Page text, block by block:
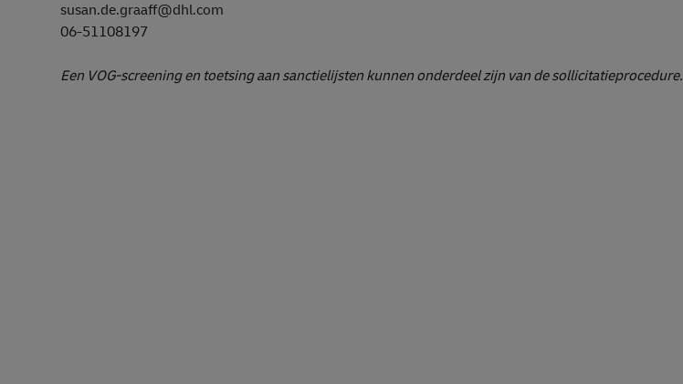
susan.de.graaff@dhl.com
06-51108197
Een VOG-screening en toetsing aan sanctielijsten kunnen onderdeel zijn van de sollicitatieprocedure.